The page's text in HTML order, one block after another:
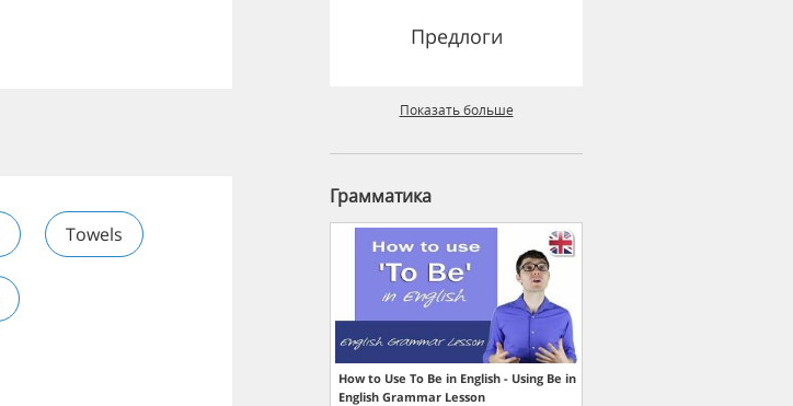
Towels
Предлоги
Показать больше
Грамматика
How to Use To Be in English - Using Be in
English Grammar Lesson